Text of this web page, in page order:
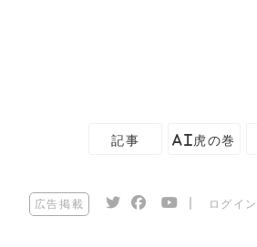
記事 AI虎の巻
広告掲載 ログイン